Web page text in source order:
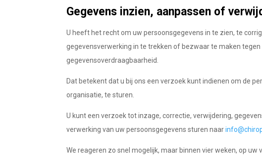
Gegevens inzien, aanpassen of
U heeft het recht om uw persoonsgegevens in te zien, te
gegevensverwerking in te trekken of bezwaar te maken
gegevensoverdraagbaarheid.
Dat betekent dat u bij ons een verzoek kunt indienen om de
organisatie, te sturen.
U kunt een verzoek tot inzage, correctie, verwijdering,
verwerking van uw persoonsgegevens sturen naar
We reageren zo snel mogelijk, maar binnen vier weken, op uw